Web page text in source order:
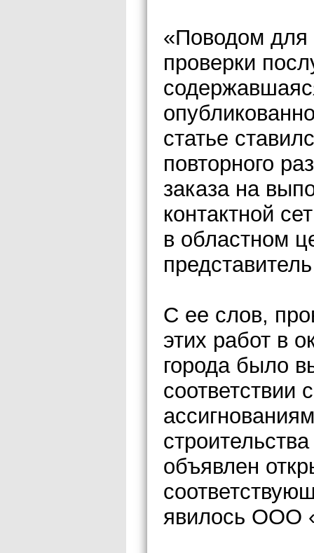
«Поводом для
проверки
статье
повторного
заказа на
контактной
в областном
С ее слов,
этих работ в
города было
объявлен
явилось ООО